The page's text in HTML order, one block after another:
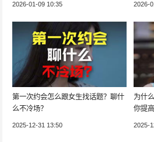
2026-01-09 10:35 2026-
第一次约会怎么跟女生找话题？聊什
么不冷场？
2025-12-31 13:50
为什
你提
2025-